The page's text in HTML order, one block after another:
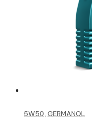
5W50, GERMANOL